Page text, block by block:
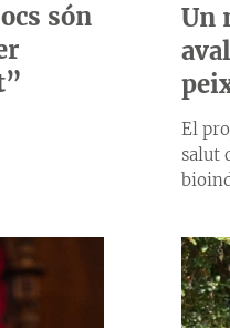
són
Un
El
salut